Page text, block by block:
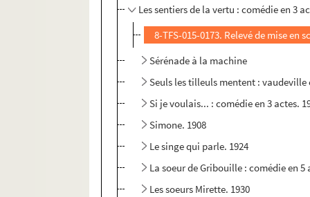
Les sentiers de la vertu : comédie en 3
8-TFS-015-0173. Relevé de mise en
Sérénade à la machine
Seuls les tilleuls mentent : vaudeville
Si je voulais... : comédie en 3 actes.
Simone. 1908
Le singe qui parle. 1924
La soeur de Gribouille : comédie en 5
Les soeurs Mirette. 1930